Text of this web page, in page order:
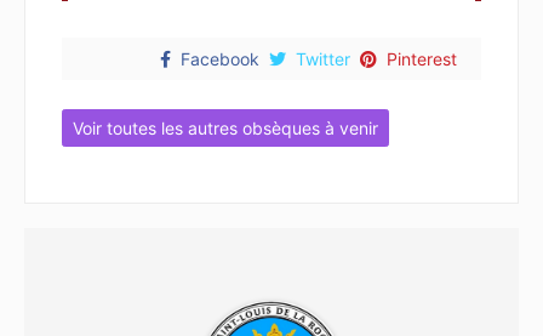
Facebook Twitter Pinterest
Voir toutes les autres obsèques à venir